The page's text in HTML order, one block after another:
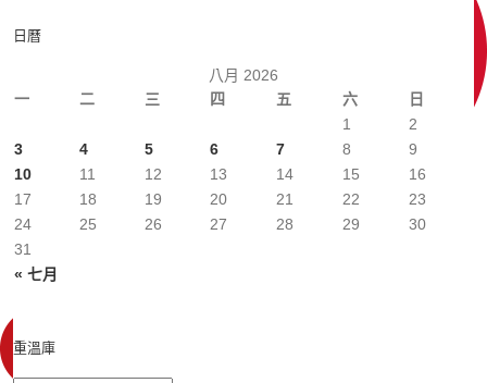
日曆
八月 2026
一
二 三 四 五 六 日
« 七月
1
2
3
4 5 6 7 8
9
10
11 12 13 14 15
16
17
18 19 20 21 22
23
24
25 26 27 28 29
30
31
重溫庫